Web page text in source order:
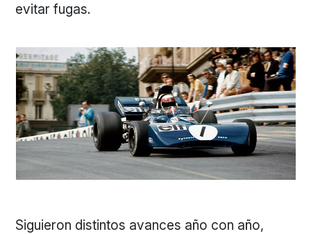
evitar fugas.
Siguieron distintos avances año con año,